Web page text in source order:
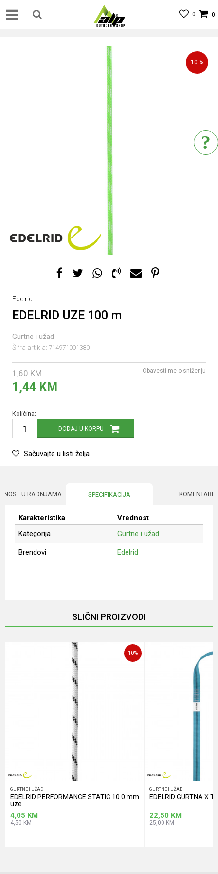
0
0
10 %
Edelrid
EDELRID UZE 100 m
Gurtne i užad
Šifra artikla: 714971001380
1,60 KM
1,44 KM
Obavesti me o sniženju
Količina:
DODAJ U KORPU
Sačuvajte u listi želja
U RADNJAMA SPECIFIKACIJA KOMENTARI
Karakteristika
Vrednost
Kategorija
Gurtne i užad
Brendovi Edelrid
SLIČNI PROIZVODI
10%
GURTNE I UŽAD
EDELRID PERFORMANCE STATIC 10 0 mm
uze
4,05 KM
4,50KM
GURTNE I UŽAD
EDELRID GURTNA X
22,50 KM
25,00KM